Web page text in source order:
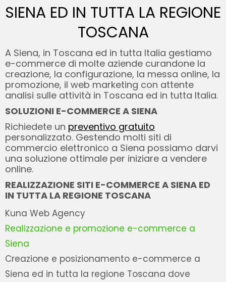
SIENA ED IN TUTTA LA REGIONE
TOSCANA
A Siena, in Toscana ed in tutta Italia gestiamo
e-commerce di molte aziende curandone la
creazione, la configurazione, la messa online, la
promozione, il web marketing con attente
analisi sulle attività in Toscana ed in tutta Italia.
SOLUZIONI E-COMMERCE A SIENA
Richiedete un preventivo gratuito
personalizzato. Gestendo molti siti di
commercio elettronico a Siena possiamo darvi
una soluzione ottimale per iniziare a vendere
online.
REALIZZAZIONE SITI E-COMMERCE A SIENA ED
IN TUTTA LA REGIONE TOSCANA
Kuna Web Agency
Realizzazione e promozione e-commerce a
Siena
Creazione e posizionamento e-commerce a
Siena ed in tutta la regione Toscana dove